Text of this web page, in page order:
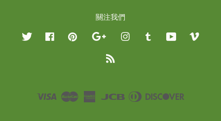
關注我們
Twitter Facebook Pinterest Google InstagramTumblr YouTube
Visa Master
American
JCB
Diners